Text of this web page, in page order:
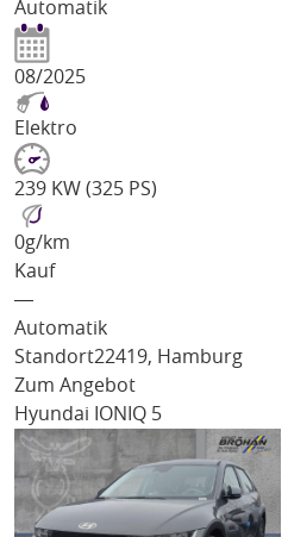
Automatik
08/2025
Elektro
239 KW (325 PS)
0g/km
Kauf
―
Automatik
Standort22419, Hamburg
Zum Angebot
Hyundai IONIQ 5